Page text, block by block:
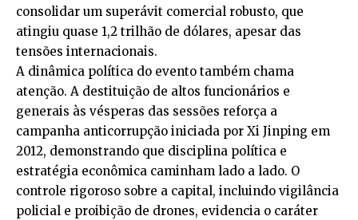
consolidar um superávit comercial robusto, que
atingiu quase 1,2 trilhão de dólares, apesar das
tensões internacionais.
A dinâmica política do evento também chama
atenção. A destituição de altos funcionários e
generais às vésperas das sessões reforça a
campanha anticorrupção iniciada por Xi Jinping em
2012, demonstrando que disciplina política e
estratégia econômica caminham lado a lado. O
controle rigoroso sobre a capital, incluindo vigilância
policial e proibição de drones, evidencia o caráter